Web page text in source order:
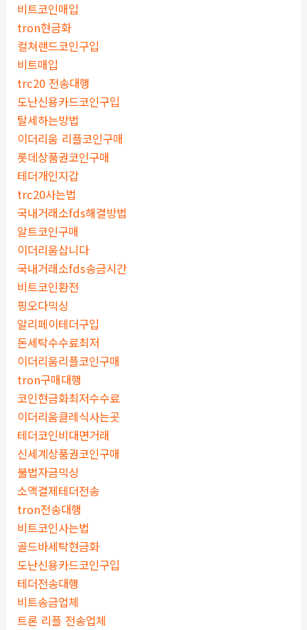
비트코인매입
tron현금화
컬쳐랜드코인구입
비트매입
trc20 전송대행
도난신용카드코인구입
탈세하는방법
이더리움 리플코인구매
롯데상품권코인구매
테더개인지갑
trc20사는법
국내거래소fds해결방법
알트코인구매
이더리움삽니다
국내거래소fds송금시간
비트코인환전
핑오다믹싱
알리페이테더구입
돈세탁수수료최저
이더리움리플코인구매
tron구매대행
코인현금화최저수수료
이더리움클레식사는곳
테더코인비대면거래
신세계상품권코인구매
불법자금믹싱
소액결제테더전송
tron전송대행
비트코인사는법
골드바세탁현금화
도난신용카드코인구입
테더전송대행
비트송금업체
트론 리플 전송업체